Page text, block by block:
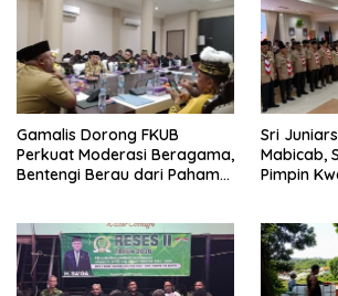
Gamalis Dorong FKUB
Perkuat Moderasi Beragama,
Bentengi Berau dari Paham
Sri
Mabicab,
Pimpin